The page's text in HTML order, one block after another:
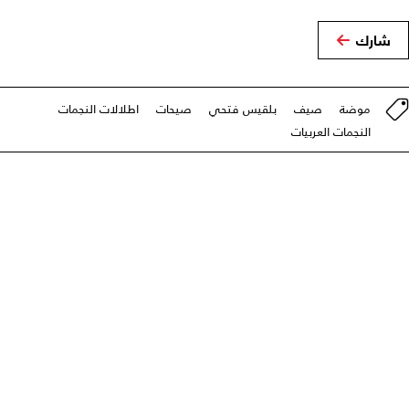
شارك
موضة صيف بلقيس فتحي صيحات
اطلالات النجمات
النجمات العربيات